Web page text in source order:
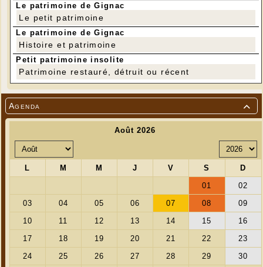

Agenda
Entrée dans le moulin payante : 3 €
Enfants : gratuit jusqu'à 12 ans
Entrée gratuite pour les donateurs sur présentation
de la carte et pour les adhérents de l’associationLo
Patrimòni / les Amis du moulin de Gignac
à jour
de leur cotisation.
Le patrimoine de Gignac
Le petit patrimoine
Le patrimoine de Gignac
Histoire et patrimoine
Petit patrimoine insolite
Patrimoine restauré, détruit ou récent